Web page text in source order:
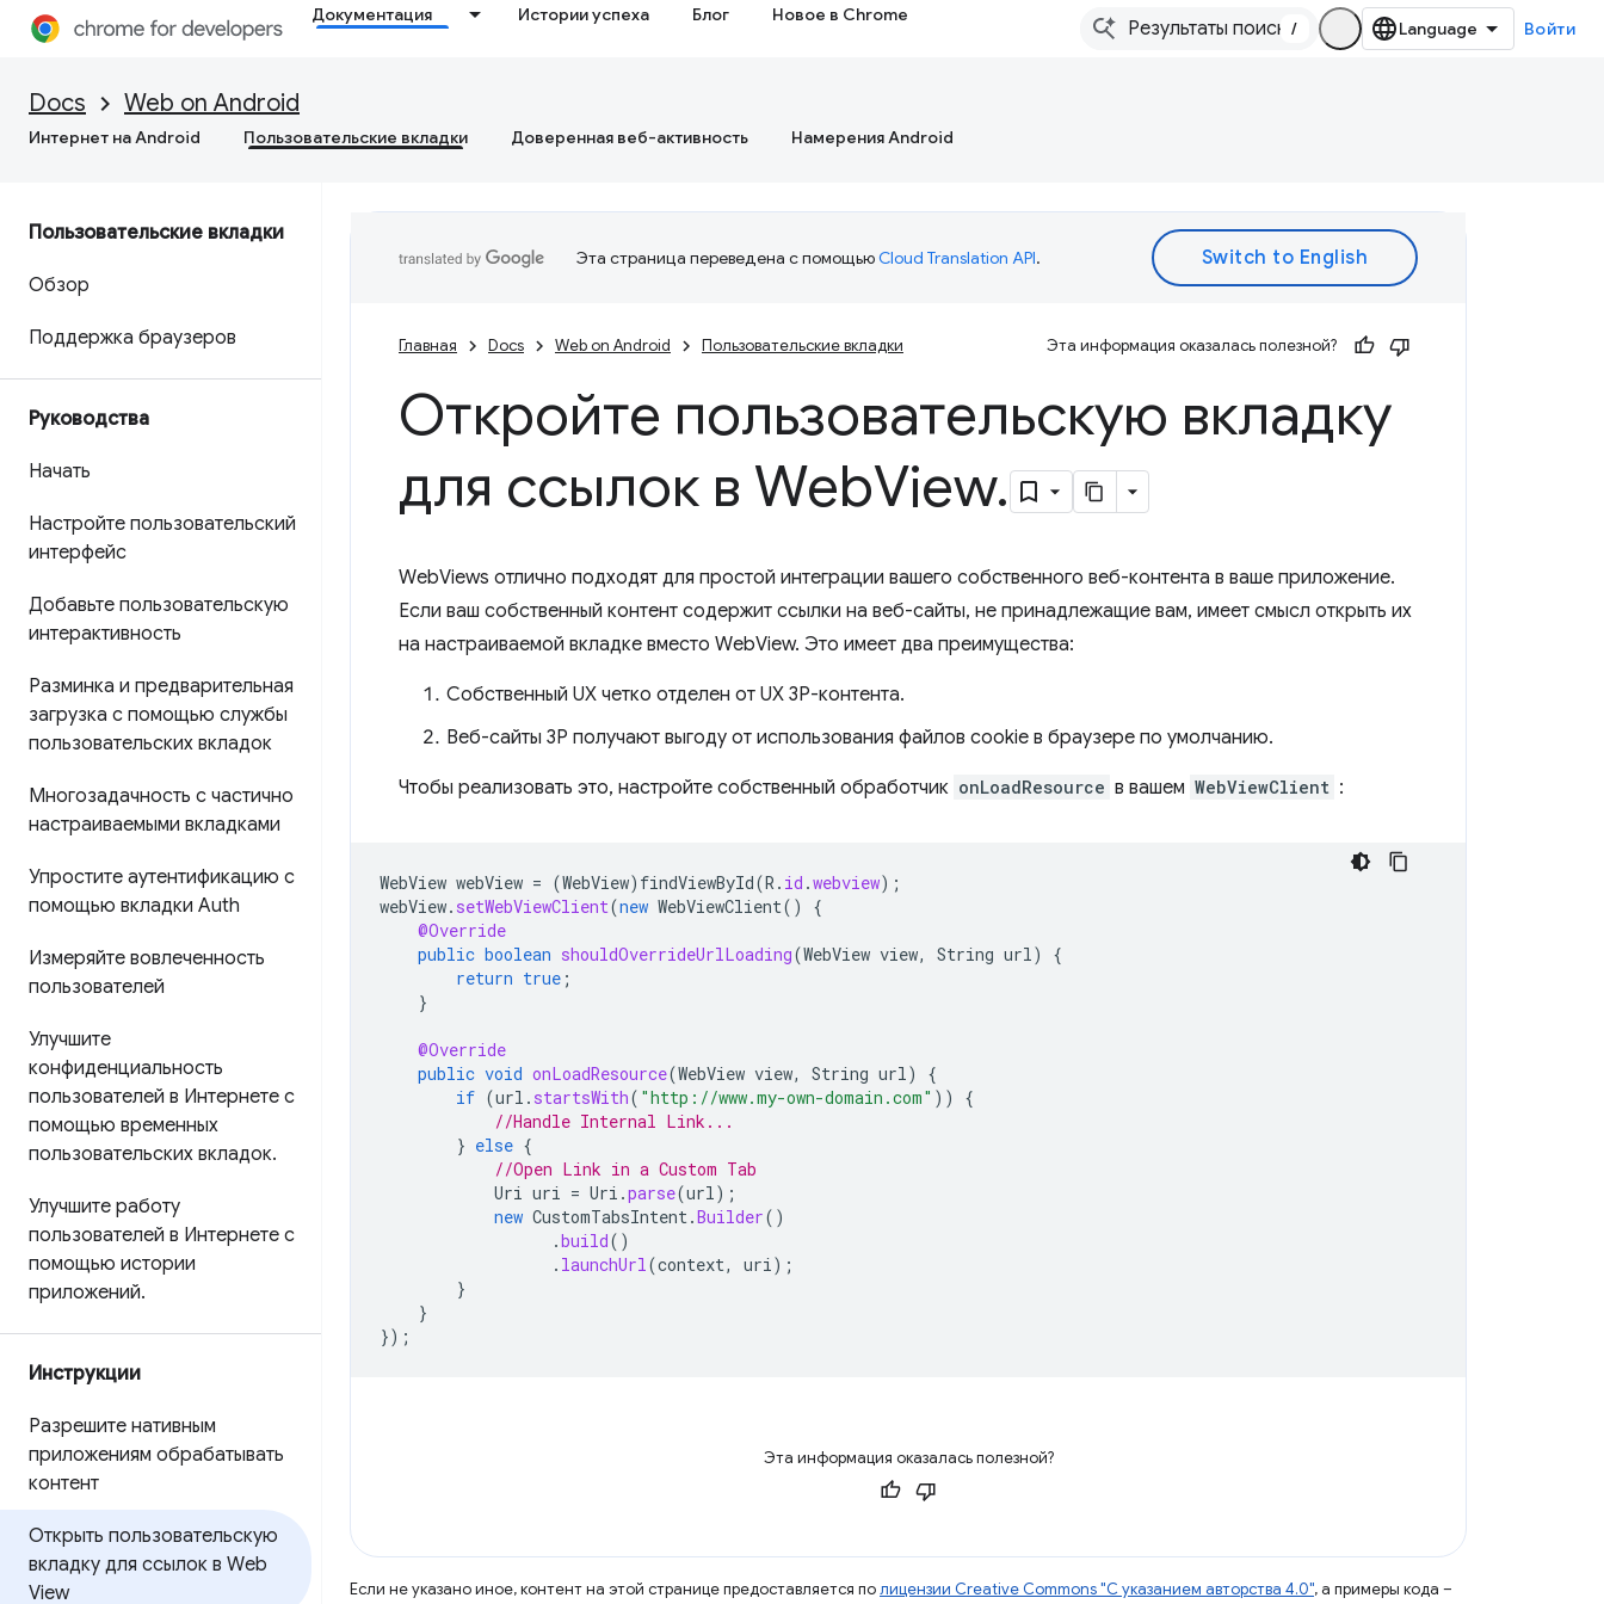
Документация Истории успеха Блог Новое в Chrome
/ Войти
Docs Web on Android
Интернет на Android Пользовательские вкладки Доверенная веб-активность Намерения Android
Пользовательские вкладки
Обзор
Поддержка браузеров
Руководства
Начать
Настройте пользовательский
интерфейс
Добавьте пользовательскую
интерактивность
Разминка и предварительная
загрузка с помощью службы
пользовательских вкладок
Многозадачность с частично
настраиваемыми вкладками
Упростите аутентификацию с
помощью вкладки Auth
Измеряйте вовлеченность
пользователей
Улучшите
конфиденциальность
пользователей в Интернете с
помощью временных
пользовательских вкладок.
Улучшите работу
пользователей в Интернете с
помощью истории
приложений.
Инструкции
Разрешите нативным
приложениям обрабатывать
контент
Открыть пользовательскую
вкладку для ссылок в Web
View
Эта страница переведена с помощьюCloud Translation API.
Главная Docs Web on Android Пользовательские вкладки Эта информация оказалась полезной?
Откройте пользовательскую вкладку
для ссылок в WebView.
WebViews отлично подходят для простой интеграции вашего собственного веб-контента в ваше приложение.
Если ваш собственный контент содержит ссылки на веб-сайты, не принадлежащие вам, имеет смысл открыть их
на настраиваемой вкладке вместо WebView. Это имеет два преимущества:
Собственный UX четко отделен от UX 3P-контента.
Веб-сайты 3P получают выгоду от использования файлов cookie в браузере по умолчанию.
Чтобы реализовать это, настройте собственный обработчик onLoadResource в вашем WebViewClient :
WebView webView = (WebView) findViewById(R . id .webview);
webView. setWebViewClient(new WebViewClient()
{
@Override
public boolean shouldOverrideUrlLoading(WebView view, String url)
{
return true ;
}
@Override
public void onLoadResource(WebView view, String url)
{
if (url . startsWith( "http://www.my-own-domain.com" ))
{
//Handle Internal Link...
} else {
//Open Link in a Custom Tab
Uri uri = Uri .parse(url);
new CustomTabsIntent.Builder()
.build()
. launchUrl(context, uri);
}
}
});
Эта информация оказалась полезной?
Если не указано иное, контент на этой странице предоставляется полицензии Creative Commons "С указанием авторства 4.0", а примеры кода –